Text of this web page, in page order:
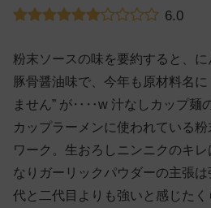
6.0
粉末ソースの味を要約すると、
豚骨醤油味で、今年も原材料名に
ません” が‥‥w 汁なしカップ麺
カップラーメンに使われている
ワーク。生おろしニンニクのキ
なりガーリックパウダーの主張
代と二代目よりも強いと感じたく